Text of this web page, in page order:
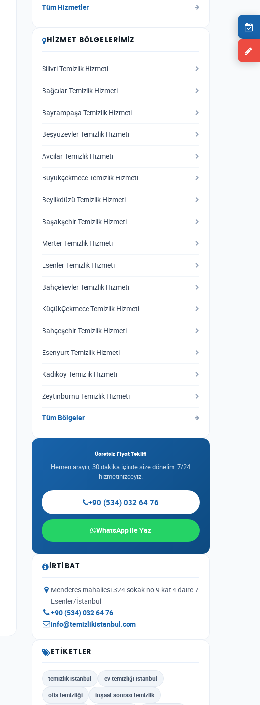
Tüm Hizmetler
HIZMET BÖLGELERIMIZ
Silivri Temizlik Hizmeti
Bağcılar Temizlik Hizmeti
Bayrampaşa Temizlik Hizmeti
Beşyüzevler Temizlik Hizmeti
Avcılar Temizlik Hizmeti
Büyükçekmece Temizlik Hizmeti
Beylikdüzü Temizlik Hizmeti
Başakşehir Temizlik Hizmeti
Merter Temizlik Hizmeti
Esenler Temizlik Hizmeti
Bahçelievler Temizlik Hizmeti
KüçükÇekmece Temizlik Hizmeti
Bahçeşehir Temizlik Hizmeti
Esenyurt Temizlik Hizmeti
Kadıköy Temizlik Hizmeti
Zeytinburnu Temizlik Hizmeti
Tüm Bölgeler
Ücretsiz Fiyat Teklifi
Hemen arayın, 30 dakika içinde size dönelim. 7/24
hizmetinizdeyiz.
+90 (534) 032 64 76
WhatsApp ile Yaz
İRTIBAT
Menderes mahallesi 324 sokak no 9 kat 4 daire 7
Esenler/İstanbul
+90 (534) 032 64 76
info@temizlikistanbul.com
ETIKETLER
temizlik istanbul ev temizliği istanbul
ofis temizliği inşaat sonrası temizlik